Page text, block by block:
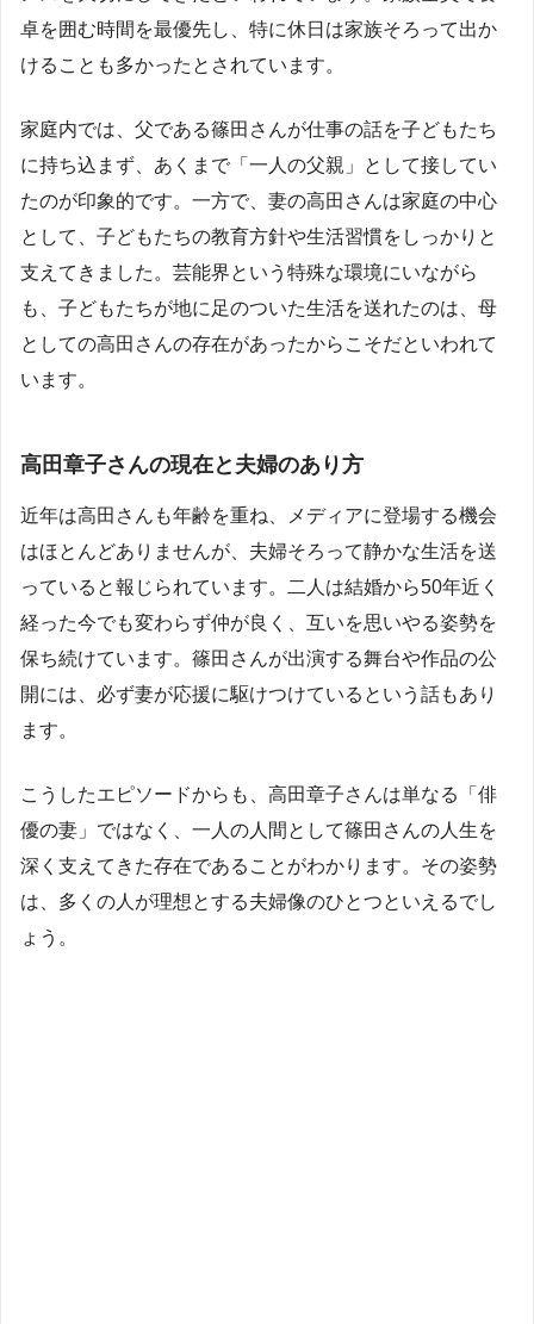
卓を囲む時間を最優先し、特に休日は家族そろって出か
けることも多かったとされています。
家庭内では、父である篠田さんが仕事の話を子どもたち
に持ち込まず、あくまで「一人の父親」として接してい
たのが印象的です。一方で、妻の高田さんは家庭の中心
として、子どもたちの教育方針や生活習慣をしっかりと
支えてきました。芸能界という特殊な環境にいながら
も、子どもたちが地に足のついた生活を送れたのは、母
としての高田さんの存在があったからこそだといわれて
います。
高田章子さんの現在と夫婦のあり方
近年は高田さんも年齢を重ね、メディアに登場する機会
はほとんどありませんが、夫婦そろって静かな生活を送
っていると報じられています。二人は結婚から50年近く
経った今でも変わらず仲が良く、互いを思いやる姿勢を
保ち続けています。篠田さんが出演する舞台や作品の公
開には、必ず妻が応援に駆けつけているという話もあり
ます。
こうしたエピソードからも、高田章子さんは単なる「俳
優の妻」ではなく、一人の人間として篠田さんの人生を
深く支えてきた存在であることがわかります。その姿勢
は、多くの人が理想とする夫婦像のひとつといえるでし
ょう。